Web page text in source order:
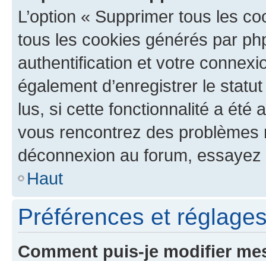
L’option « Supprimer tous les
tous les cookies générés par
authentification et votre
également d’enregistrer le
lus, si cette fonctionnalité a été
vous rencontrez des
déconnexion au forum,
Haut
Préférences et
Comment puis-je modifier